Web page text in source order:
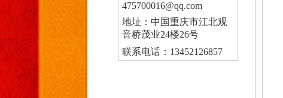
475700016@qq.com
地址：中国重庆市江北观
音桥茂业24楼26号
联系电话：13452126857